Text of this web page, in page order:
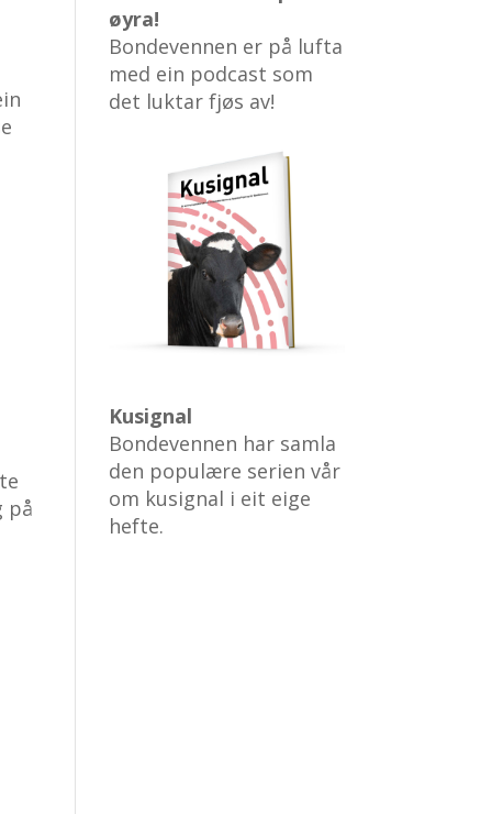
på
øyra!
Bondevennen er på lufta
med ein podcast som
det luktar fjøs av!
Kusignal
Bondevennen har samla
den populære serien vår
om kusignal i eit eige
hefte.